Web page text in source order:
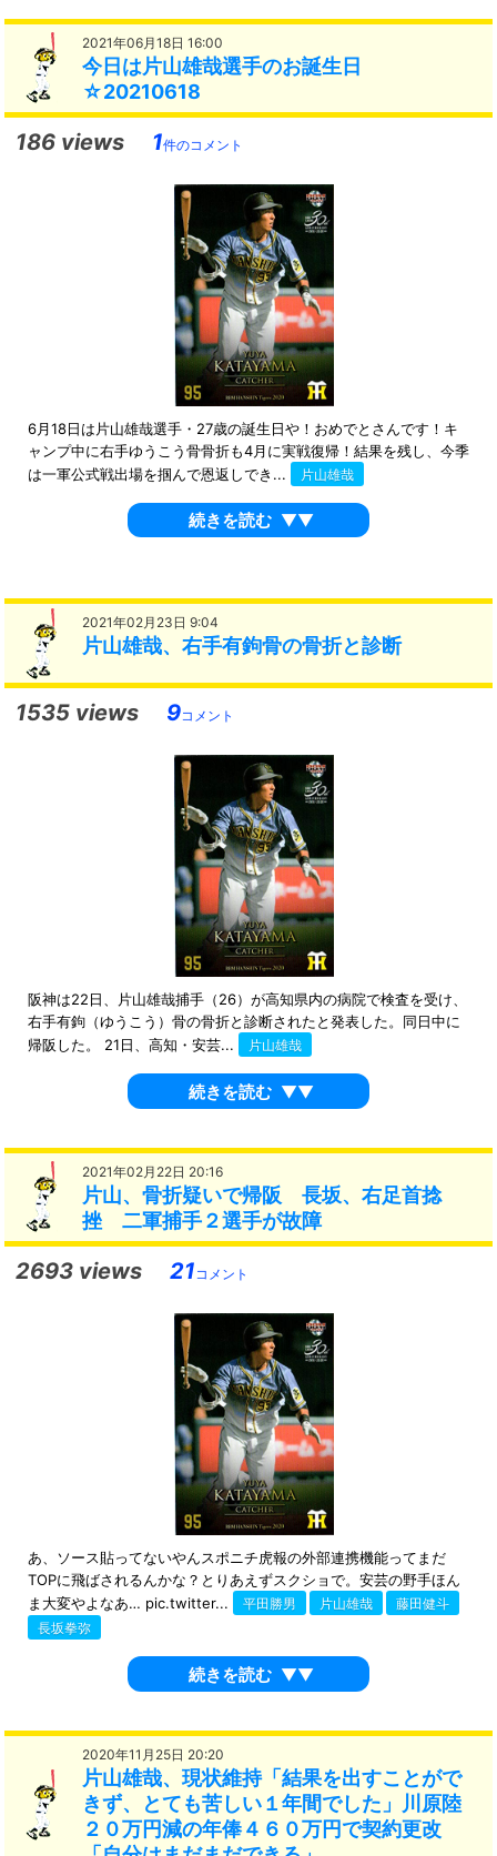
2021年06月18日 16:00
今日は片山雄哉選手のお誕生日
☆20210618
186 views 1件のコメント
6月18日は片山雄哉選手・27歳の誕生日や！おめでとさんです！キ
ャンプ中に右手ゆうこう骨骨折も4月に実戦復帰！結果を残し、今季
は一軍公式戦出場を掴んで恩返しでき...
片山雄哉
続きを読む ▼▼
2021年02月23日 9:04
片山雄哉、右手有鉤骨の骨折と診断
1535 views 9コメント
阪神は22日、片山雄哉捕手（26）が高知県内の病院で検査を受け、
右手有鉤（ゆうこう）骨の骨折と診断されたと発表した。同日中に
帰阪した。 21日、高知・安芸...
片山雄哉
続きを読む ▼▼
2021年02月22日 20:16
片山、骨折疑いで帰阪 長坂、右足首捻
挫 二軍捕手２選手が故障
2693 views 21コメント
あ、ソース貼ってないやんスポニチ虎報の外部連携機能ってまだ
TOPに飛ばされるんかな？とりあえずスクショで。安芸の野手ほん
ま大変やよなあ… pic.twitter...
平田勝男 片山雄哉
藤田健斗
長坂拳弥
続きを読む ▼▼
2020年11月25日 20:20
片山雄哉、現状維持「結果を出すことがで
きず、とても苦しい１年間でした」川原陸
２０万円減の年俸４６０万円で契約更改